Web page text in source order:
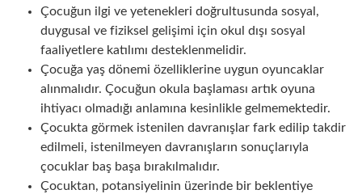
Çocuğun ilgi ve yetenekleri doğrultusunda sosyal,
duygusal ve fiziksel gelişimi için okul dışı sosyal
faaliyetlere katılımı desteklenmelidir.
Çocuğa yaş dönemi özelliklerine uygun oyuncaklar
alınmalıdır. Çocuğun okula başlaması artık oyuna
ihtiyacı olmadığı anlamına kesinlikle gelmemektedir.
Çocukta görmek istenilen davranışlar fark edilip takdir
edilmeli, istenilmeyen davranışların sonuçlarıyla
çocuklar baş başa bırakılmalıdır.
Çocuktan, potansiyelinin üzerinde bir beklentiye